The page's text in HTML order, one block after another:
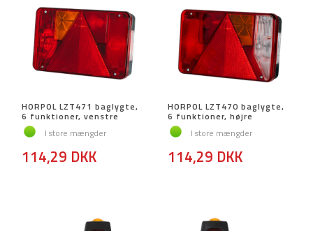
HORPOL LZT471 baglygte,
6 funktioner, venstre
I store mængder
114,29 DKK
HORPOL LZT470 baglygte,
6 funktioner, højre
I store mængder
114,29 DKK